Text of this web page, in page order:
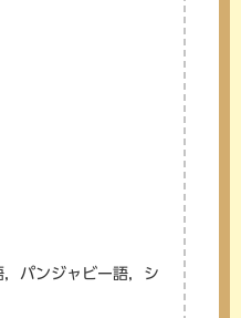
パンジャビー語，シ